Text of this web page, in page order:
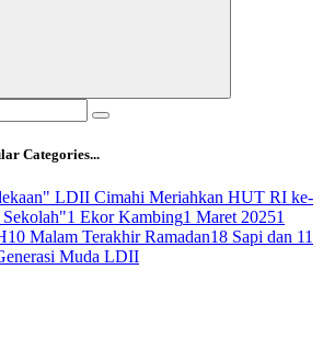
Categories...
LDII Cimahi Meriahkan HUT RI ke-
1 Ekor Kambing1 Maret 20251
10 Malam Terakhir Ramadan18 Sapi dan 11
Muda LDII